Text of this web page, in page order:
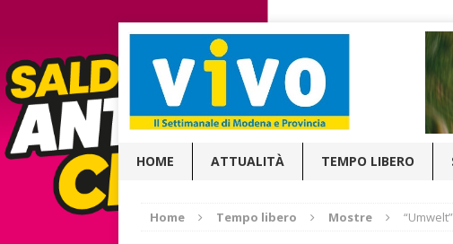
HOME ATTUALITÀ TEMPO LIBERO
Home Tempo libero Mostre